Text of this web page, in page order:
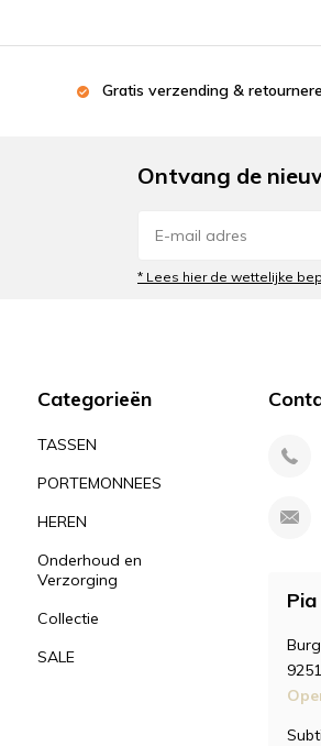
Gratis verzending &
Ontvang de
* Lees hier de wettelijke
Categorieën
TASSEN
PORTEMONNEES
HEREN
Onderhoud en
Verzorging
Collectie
SALE
Pia